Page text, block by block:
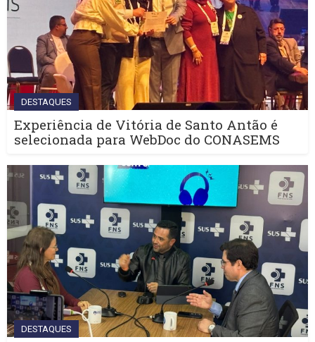
DESTAQUES
Experiência de Vitória de Santo Antão é
selecionada para WebDoc do CONASEMS
DESTAQUES